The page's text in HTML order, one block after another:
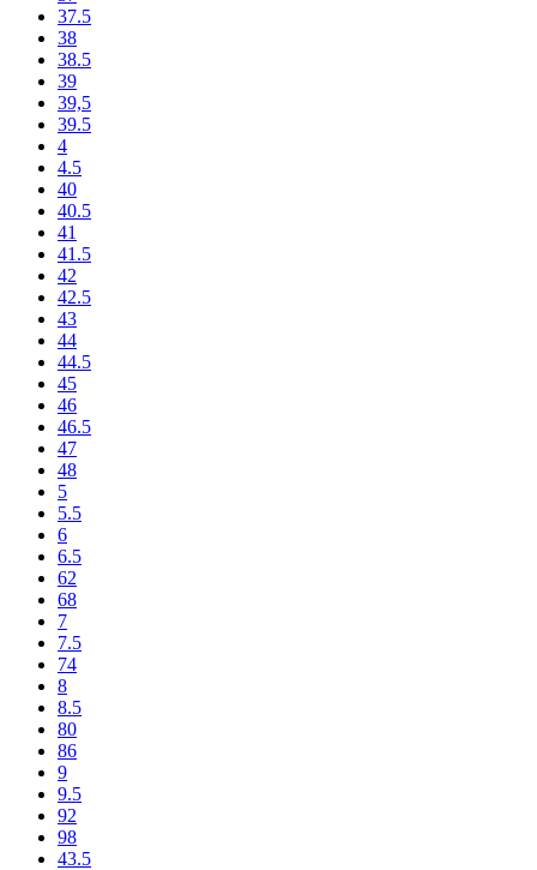
37.5
38
38.5
39
39,5
39.5
4
4.5
40
40.5
41
41.5
42
42.5
43
44
44.5
45
46
46.5
47
48
5
5.5
6
6.5
62
68
7
7.5
74
8
8.5
80
86
9
9.5
92
98
43.5